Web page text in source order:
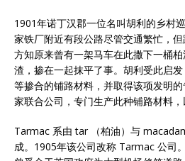
1901年诺丁汉郡一位名叫胡利的乡村
家铁厂附近有段公路尽管交通繁忙，
方知原来曾有一架马车在此撒下一桶
渣，掺在一起抹平了事。胡利受此启
等掺合的铺路材料，并取得该项发明
家联合公司，专门生产此种铺路材料，
Tarmac 系由 tar （柏油）与
成。1905年该公司改称 Tarmac 公司